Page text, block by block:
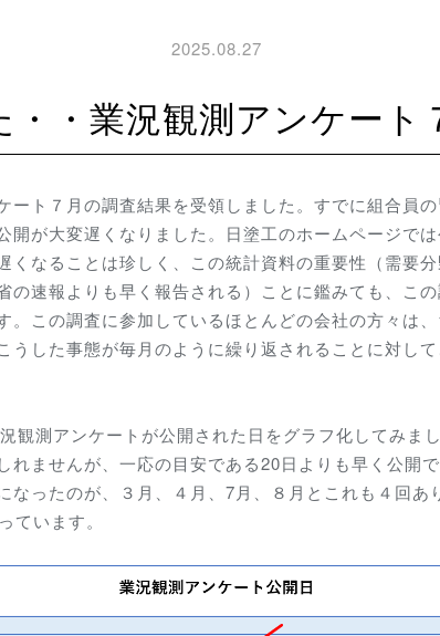
2025.08.27
・・業況観測アンケー
ート７月の調査結果を受領しました。すでに組合員
開が大変遅くなりました。日塗工のホームページで
くなることは珍しく、この統計資料の重要性（需要
の速報よりも早く報告される）ことに鑑みても、こ
。この調査に参加しているほとんどの会社の方々は
うした事態が毎月のように繰り返されることに対し
観測アンケートが公開された日をグラフ化してみま
れませんが、一応の目安である20日よりも早く公開
なったのが、３月、４月、7月、８月とこれも４回あ
ています。